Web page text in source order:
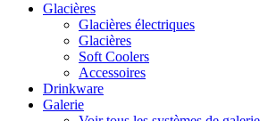
Glacières
Glacières électriques
Glacières
Soft Coolers
Accessoires
Drinkware
Galerie